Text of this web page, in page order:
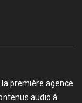
la première agence
audio à